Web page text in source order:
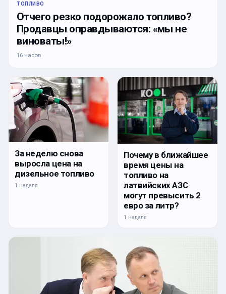
ТОПЛИВО
Отчего резко подорожало топливо?
Продавцы оправдываются: «мы не
виноваты!»
16 часов
За неделю снова
выросла цена на
дизельное топливо
1 неделя
Почему в ближайшее
время цены на
топливо на
латвийских АЗС
могут превысить 2
евро за литр?
1 неделя